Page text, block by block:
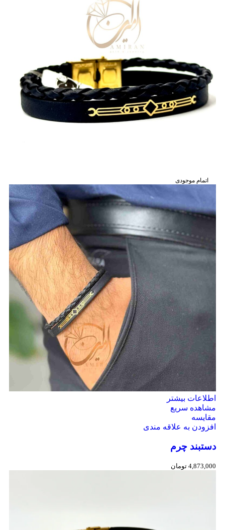
اتمام موجودی
اطلاعات بیشتر
مشاهده سریع
مقایسه
افزودن به علاقه مندی
دستبند چرم
4,873,000 تومان